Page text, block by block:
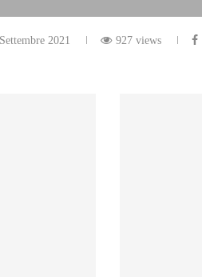
2021 927 views